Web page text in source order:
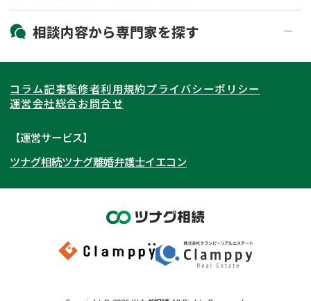
北海道・東北
北海道 青森県
岩手県 宮城県
秋田県
福島県
関東
東京都 神奈川県
埼玉県
茨城県 群馬県
東海
愛知県
岐阜県 山梨県
関西
大阪府 京都府
奈良県
和歌山県
北陸・甲信越
石川県
富山県
岡山県
九州・沖縄
相談内容から専門家を探す
相続登記
遺産分割
相続手続き
家族信託
成年後見・任意後見
相続財産調査
不動産評価(相続不動産)
相続トラブル
コラム記事監修者利用規約プライバシーポリシー
運営会社総合お問合せ
【運営サービス】
ツナグ相続ツナグ離婚弁護士イエコン